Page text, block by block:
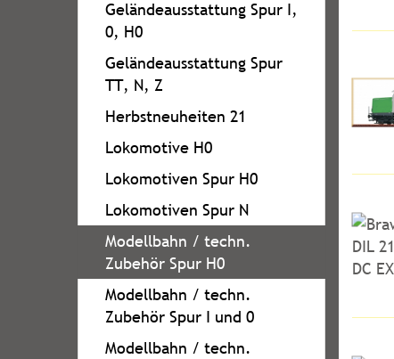
Geländeausstattung Spur I,
0, H0
Geländeausstattung Spur
TT, N, Z
Herbstneuheiten 21
Lokomotive H0
Lokomotiven Spur H0
Lokomotiven Spur N
Modellbahn / techn.
Zubehör Spur H0
Modellbahn / techn.
Zubehör Spur I und 0
Modellbahn / techn.